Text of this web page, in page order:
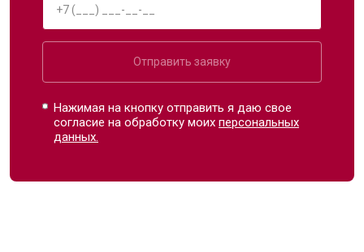
Отправить заявку
Нажимая на кнопку отправить я даю свое
согласие на обработку моихперсональных
данных.